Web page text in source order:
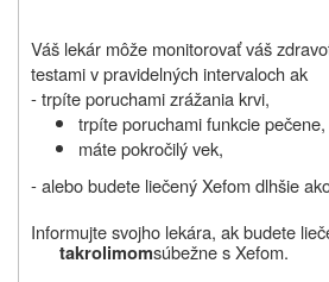
Váš lekár môže monitorovať váš
testami v pravidelných intervaloch ak
- trpíte poruchami zrážania krvi,
trpíte poruchami funkcie pečene,
máte pokročilý vek,
- alebo budete liečený Xefom dlhšie
Informujte svojho lekára, ak budete
takrolimomsúbežne s Xefom.